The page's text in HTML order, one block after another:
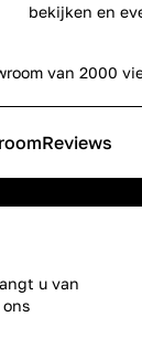
bekijken en
van 2000
Reviews
u van